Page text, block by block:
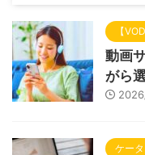
【
動画
がら
ケー